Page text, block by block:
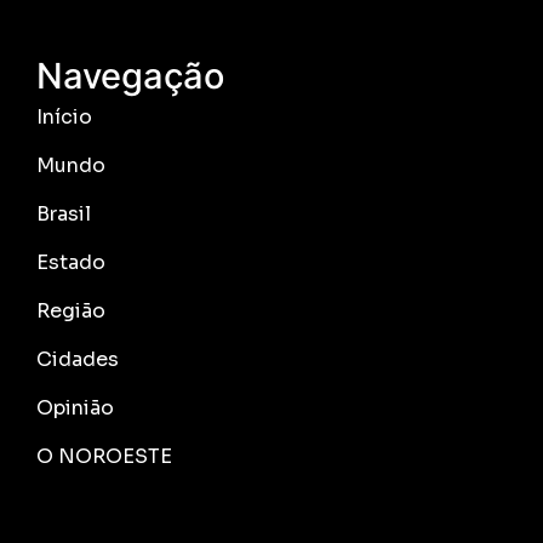
Navegação
Início
Mundo
Brasil
Estado
Região
Cidades
Opinião
O NOROESTE